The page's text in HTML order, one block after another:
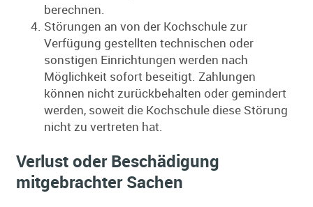
berechnen.
Störungen an von der Kochschule zur
Verfügung gestellten technischen oder
sonstigen Einrichtungen werden nach
Möglichkeit sofort beseitigt. Zahlungen
können nicht zurückbehalten oder gemindert
werden, soweit die Kochschule diese Störung
nicht zu vertreten hat.
Verlust oder Beschädigung
mitgebrachter Sachen